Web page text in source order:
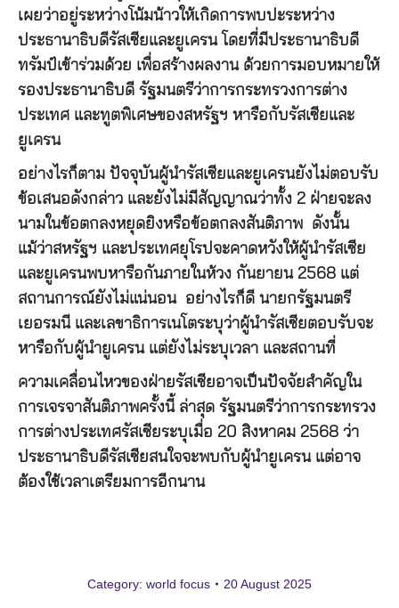
เผยว่าอยู่ระหว่างโน้มน้าวให้เกิดการพบปะระหว่าง
ประธานาธิบดีรัสเซียและยูเครน โดยที่มีประธานาธิบดี
ทรัมป์เข้าร่วมด้วย เพื่อสร้างผลงาน ด้วยการมอบหมายให้
รองประธานาธิบดี รัฐมนตรีว่าการกระทรวงการต่าง
ประเทศ และทูตพิเศษของสหรัฐฯ หารือกับรัสเซียและ
ยูเครน
อย่างไรก็ตาม ปัจจุบันผู้นำรัสเซียและยูเครนยังไม่ตอบรับ
ข้อเสนอดังกล่าว และยังไม่มีสัญญาณว่าทั้ง 2 ฝ่ายจะลง
นามในข้อตกลงหยุดยิงหรือข้อตกลงสันติภาพ ดังนั้น
แม้ว่าสหรัฐฯ และประเทศยุโรปจะคาดหวังให้ผู้นำรัสเซีย
และยูเครนพบหารือกันภายในห้วง กันยายน 2568 แต่
สถานการณ์ยังไม่แน่นอน อย่างไรก็ดี นายกรัฐมนตรี
เยอรมนี และเลขาธิการเนโตระบุว่าผู้นำรัสเซียตอบรับจะ
หารือกับผู้นำยูเครน แต่ยังไม่ระบุเวลา และสถานที่
ความเคลื่อนไหวของฝ่ายรัสเซียอาจเป็นปัจจัยสำคัญใน
การเจรจาสันติภาพครั้งนี้ ล่าสุด รัฐมนตรีว่าการกระทรวง
การต่างประเทศรัสเซียระบุเมื่อ 20 สิงหาคม 2568 ว่า
ประธานาธิบดีรัสเซียสนใจจะพบกับผู้นำยูเครน แต่อาจ
ต้องใช้เวลาเตรียมการอีกนาน
Category: world focus 20 August 2025